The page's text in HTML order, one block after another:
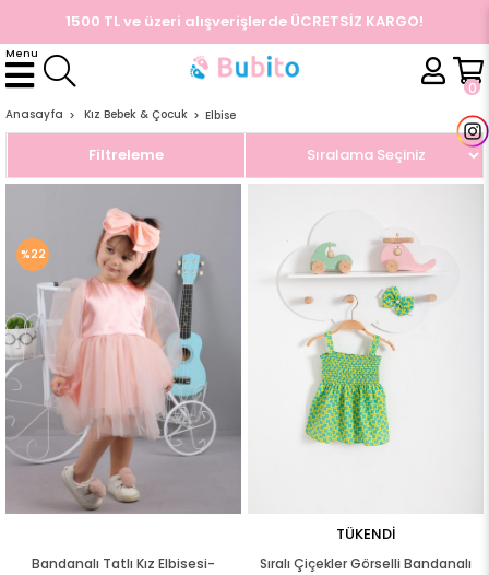
Aynı Gün Kargo
0
Menu
ÜYE OL
Facebook İle Bağlan
Anasayfa Kız Bebek & Çocuk Elbise
Filtreleme Sıralama
Bandanalı Tatlı Kız Elbisesi-
%22
TÜKENDI
Sıralı Çiçekler Görselli Bandanalı